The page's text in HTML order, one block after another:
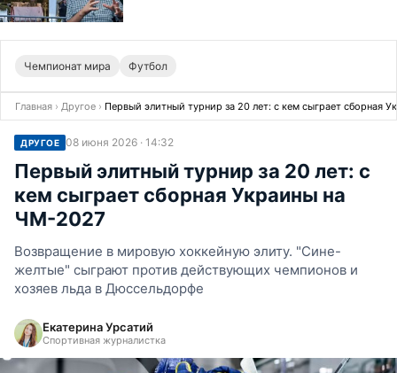
Чемпионат мира Футбол
Главная › Другое › Первый элитный турнир за 20 лет: с кем сыграет сборная
ДРУГОЕ 08 июня 2026 · 14:32
Первый элитный турнир за 20 лет: с
кем сыграет сборная Украины на
ЧМ-2027
Возвращение в мировую хоккейную элиту. "Сине-
желтые" сыграют против действующих чемпионов и
хозяев льда в Дюссельдорфе
Екатерина Урсатий
Спортивная журналистка